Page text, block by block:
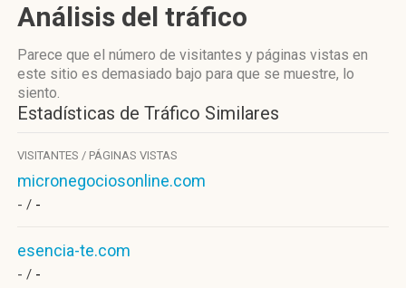
Análisis del tráfico
Parece que el número de visitantes y páginas vistas en
este sitio es demasiado bajo para que se muestre, lo
siento.
Estadísticas de Tráfico Similares
VISITANTES / PÁGINAS VISTAS
micronegociosonline.com
- / -
esencia-te.com
- / -